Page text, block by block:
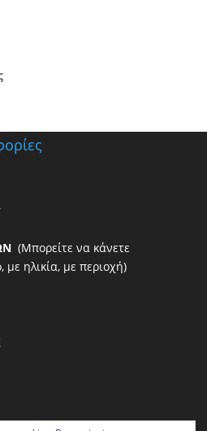
(Μπορείτε να κάνετε
ηλικία, με περιοχή)